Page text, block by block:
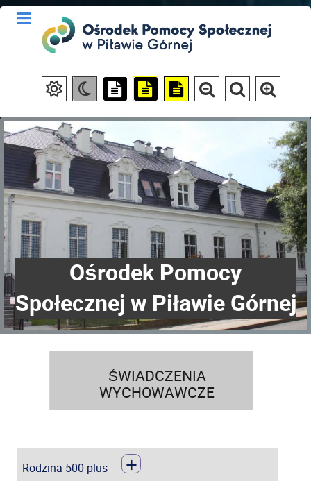
Ośrodek Pomocy
Społecznej w Piławie Górnej
ŚWIADCZENIA
WYCHOWAWCZE
Rodzina 500 plus +